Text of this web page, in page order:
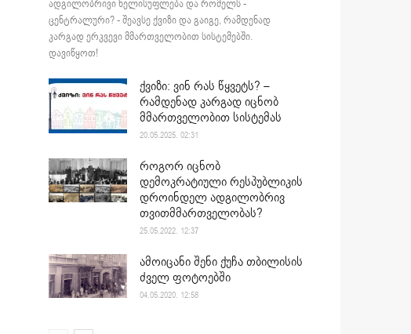
ადგილობრივი ხელისუფლება და რომელს -
ცენტრალური? - შეავსე ქვიზი და გაიგე, რამდენად
კარგად ერკვევი მმართველობით სისტემებში.
დავიწყოთ!
ქვიზი: ვინ რას წყვეტს? –
რამდენად კარგად იცნობ
მმართველობით სისტემას
20.05.2025. 02:31
როგორ იცნობ
დემოკრატიული რესპუბლიკის
დროინდელ ადგილობრივ
თვითმმართველობას?
25.05.2022. 12:37
ამოიცანი შენი ქუჩა თბილისის
ძველ ფოტოებში
04.05.2020. 12:58